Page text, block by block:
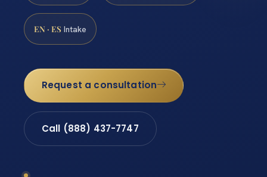
EN · ES Intake
Request a consultation
Call (888) 437-7747